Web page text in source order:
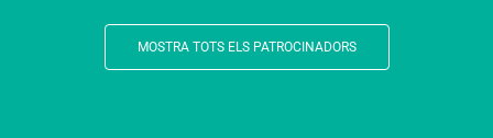
MOSTRA TOTS ELS PATROCINADORS